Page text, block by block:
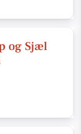
og Sjæl